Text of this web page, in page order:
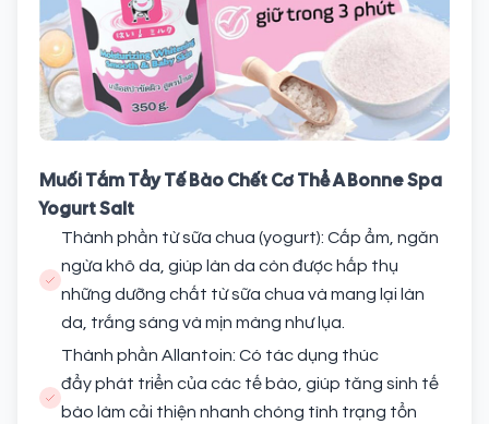
Muối Tắm Tẩy Tế Bào Chết Cơ Thể A Bonne Spa
Yogurt Salt
Thành phần từ sữa chua (yogurt): Cấp ẩm, ngăn
ngừa khô da, giúp làn da còn được hấp thụ
những dưỡng chất từ sữa chua và mang lại làn
da, trắng sáng và mịn màng như lụa.
Thành phần Allantoin: Có tác dụng thúc
đẩy phát triển của các tế bào, giúp tăng sinh tế
bào làm cải thiện nhanh chóng tình trạng tổn